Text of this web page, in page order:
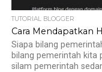
TUTORIAL BLOGGER
Cara Mendapatkan
Siapa bilang
bilang pemerintah kita
silam pemerintah